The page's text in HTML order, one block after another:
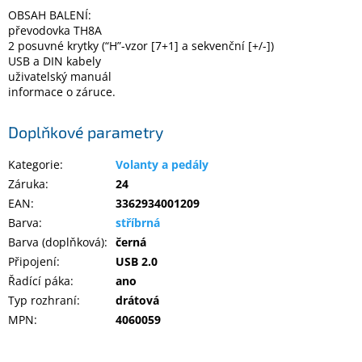
OBSAH BALENÍ:
převodovka TH8A
2 posuvné krytky (“H”-vzor [7+1] a sekvenční [+/-])
USB a DIN kabely
uživatelský manuál
informace o záruce.
Doplňkové parametry
Kategorie:
Volanty a pedály
Záruka:
24
EAN:
3362934001209
Barva:
stříbrná
Barva (doplňková): černá
Připojení:
USB 2.0
Řadící páka:
ano
Typ rozhraní:
drátová
MPN: 4060059